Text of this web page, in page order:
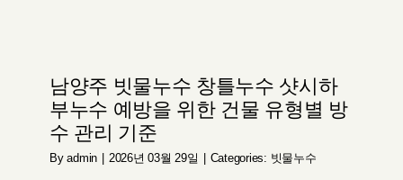
남양주 빗물누수 창틀누수 샷시하
부누수 예방을 위한 건물 유형별 방
수 관리 기준
Byadmin 2026년 03월 29일 Categories: 빗물누수